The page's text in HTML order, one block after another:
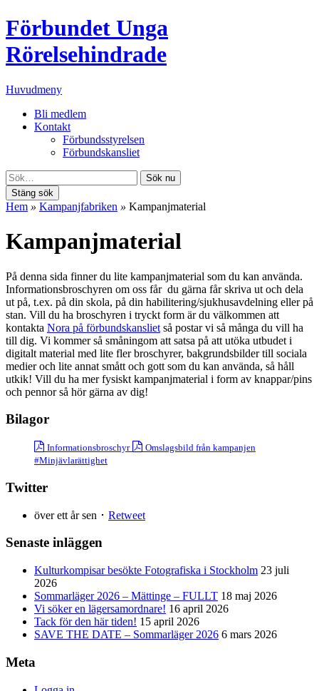
Förbundet Unga
Rörelsehindrade
Huvudmeny
Bli medlem
Kontakt
Förbundsstyrelsen
Förbundskansliet
Sök nu
Stäng sök
Hem » Kampanjfabriken » Kampanjmaterial
Kampanjmaterial
På denna sida finner du lite kampanjmaterial som du kan använda.
Informationsbroschyren om oss får du gärna får skriva ut och dela
ut på, t.ex. på din skola, på din habilitering/sjukhusavdelning eller på
stan. Vill du ha broschyren i tryckt form är du välkommen att
kontakta Nora på förbundskansliet så postar vi så många du vill ha
till dig. Vi kommer så småningom att satsa på att utöka utbudet i
digitalt material med lite fler broschyrer, bakgrundsbilder till sociala
medier och lite annat smått och gott som du kan använda, så håll
utkik! Vill du ha mer fysiskt kampanjmaterial i form av knappar/pins
och pennor så hör gärna av dig!
Bilagor
Informationsbroschyr
Omslagsbild från kampanjen
#Minjävlarättighet
Twitter
över ett år sen ･ Retweet
Senaste inläggen
Kulturkompisar besökte Fotografiska i Stockholm 23 juli
2026
Sommarläger 2026 – Mättinge – FULLT 18 maj 2026
Vi söker en lägersamordnare! 16 april 2026
Tack för den här tiden! 15 april 2026
SAVE THE DATE – Sommarläger 2026 6 mars 2026
Meta